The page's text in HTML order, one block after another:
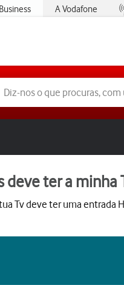
Business A Vodafone
ter a minha
tua Tv deve ter uma